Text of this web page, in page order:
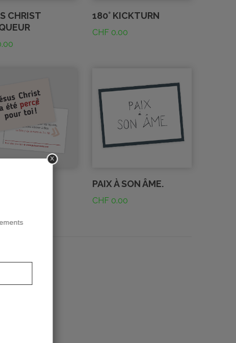
CHRIST
180° KICKTURN
CHF 0.00
PAIX À SON ÂME.
CHF 0.00
x